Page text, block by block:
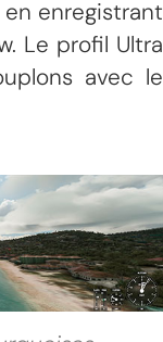
enregistrant
Le profil Ultra
avec le